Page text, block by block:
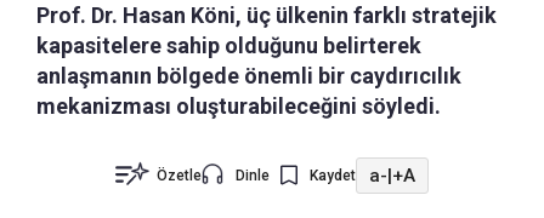
Prof. Dr. Hasan Köni, üç ülkenin farklı stratejik
kapasitelere sahip olduğunu belirterek
anlaşmanın bölgede önemli bir caydırıcılık
mekanizması oluşturabileceğini söyledi.
Özetle Dinle Kaydet a-|+A